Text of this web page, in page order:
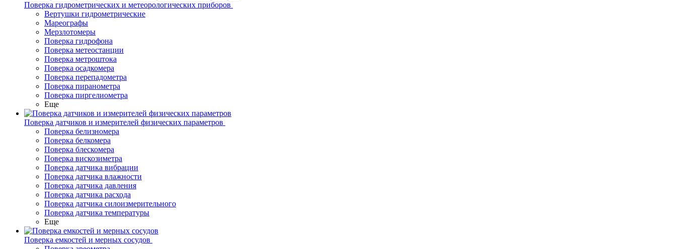
Поверка гидрометрических и метеорологических приборов
Вертушки гидрометрические
Мареографы
Мерзлотомеры
Поверка гидрофона
Поверка метеостанции
Поверка метроштока
Поверка осадкомера
Поверка перепадометра
Поверка пиранометра
Поверка пиргелиометра
Еще
Поверка датчиков и измерителей физических параметров
Поверка белизномера
Поверка белкомера
Поверка блескомера
Поверка вискозиметра
Поверка датчика вибрации
Поверка датчика влажности
Поверка датчика давления
Поверка датчика расхода
Поверка датчика силоизмерительного
Поверка датчика температуры
Еще
Поверка емкостей и мерных сосудов